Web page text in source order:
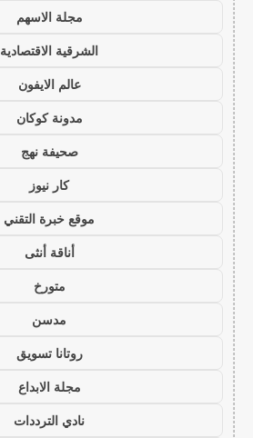
مجلة الاسهم
الشرقية الاقتصادية
عالم الايفون
مدونة كوكان
صحيفة نهج
كار نيوز
موقع خبرة التقني
أناقة أنثى
متورخ
مدسن
روتانا تسويق
مجلة الابداع
نادي الترددات